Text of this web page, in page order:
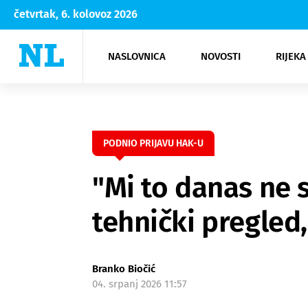
četvrtak, 6. kolovoz 2026
NASLOVNICA NOVOSTI
Rijeka Opatija
NK
Moda
Kultura
PODNIO PRIJAVU HAK-U
"Mi to danas ne
tehnički
Branko Biočić
04. srpanj 2026 11:57